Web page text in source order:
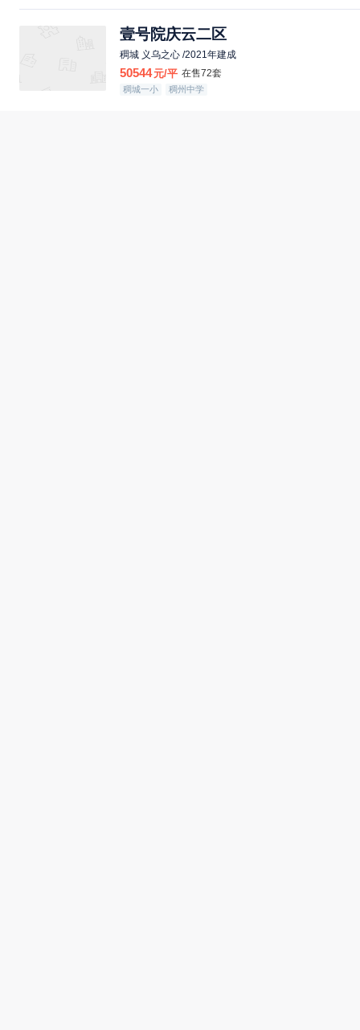
壹号院庆云二区
稠城 义乌之心 /2021年建成
50544元/平 在售72套
稠城一小 稠州中学